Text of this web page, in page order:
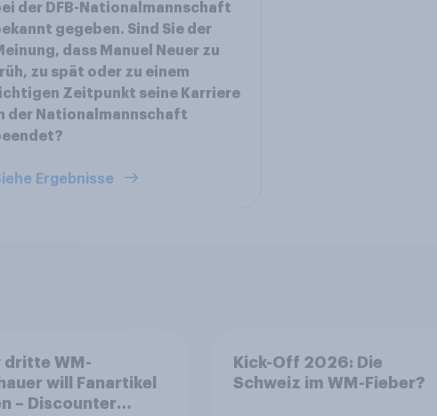
der DFB-Nationalmannschaft
gegeben. Sind Sie der
dass Manuel Neuer zu
zu spät oder zu einem
Zeitpunkt seine Karriere
der Nationalmannschaft
Ergebnisse
dritte WM-
will Fanartikel
– Discounter
Kick-Off 2026: Die
Schweiz im WM-Fieber?​